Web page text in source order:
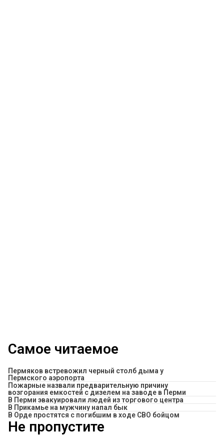
Самое читаемое
Пермяков встревожил черный столб дыма у
Пермского аэропорта
Пожарные назвали предварительную причину
возгорания емкостей с дизелем на заводе в Перми
В Перми эвакуировали людей из торгового центра
​В Прикамье на мужчину напал бык
В Орде простятся с погибшим в ходе СВО бойцом
Не пропустите